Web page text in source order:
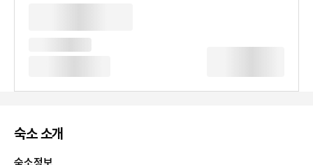
숙소 소개
숙소정보